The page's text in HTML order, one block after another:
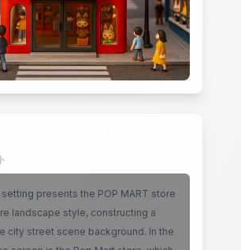
presents the POP MART store
landscape style, constructing a
city street scene background. In the